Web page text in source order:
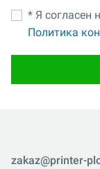
* Я согласен
Политика
zakaz@printer-